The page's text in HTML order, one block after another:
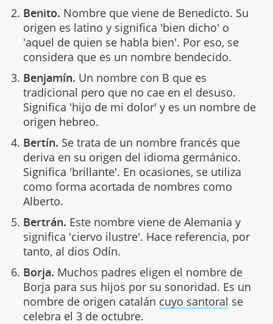
Benito. Nombre que viene de Benedicto. Su
origen es latino y significa 'bien dicho' o
'aquel de quien se habla bien'. Por eso, se
considera que es un nombre bendecido.
Benjamín. Un nombre con B que es
tradicional pero que no cae en el desuso.
Significa 'hijo de mi dolor' y es un nombre de
origen hebreo.
Bertín. Se trata de un nombre francés que
deriva en su origen del idioma germánico.
Significa 'brillante'. En ocasiones, se utiliza
como forma acortada de nombres como
Alberto.
Bertrán. Este nombre viene de Alemania y
significa 'ciervo ilustre'. Hace referencia, por
tanto, al dios Odín.
Borja. Muchos padres eligen el nombre de
Borja para sus hijos por su sonoridad. Es un
nombre de origen catalán cuyo santoral se
celebra el 3 de octubre.